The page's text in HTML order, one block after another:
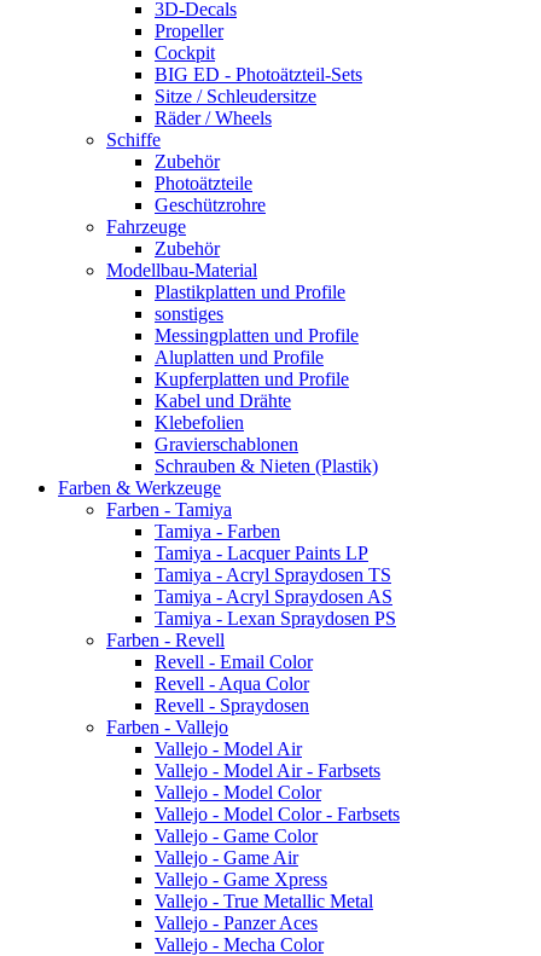
3D-Decals
Propeller
Cockpit
BIG ED - Photoätzteil-Sets
Sitze / Schleudersitze
Räder / Wheels
Schiffe
Zubehör
Photoätzteile
Geschützrohre
Fahrzeuge
Zubehör
Modellbau-Material
Plastikplatten und Profile
sonstiges
Messingplatten und Profile
Aluplatten und Profile
Kupferplatten und Profile
Kabel und Drähte
Klebefolien
Gravierschablonen
Schrauben & Nieten (Plastik)
Farben & Werkzeuge
Farben - Tamiya
Tamiya - Farben
Tamiya - Lacquer Paints LP
Tamiya - Acryl Spraydosen TS
Tamiya - Acryl Spraydosen AS
Tamiya - Lexan Spraydosen PS
Farben - Revell
Revell - Email Color
Revell - Aqua Color
Revell - Spraydosen
Farben - Vallejo
Vallejo - Model Air
Vallejo - Model Air - Farbsets
Vallejo - Model Color
Vallejo - Model Color - Farbsets
Vallejo - Game Color
Vallejo - Game Air
Vallejo - Game Xpress
Vallejo - True Metallic Metal
Vallejo - Panzer Aces
Vallejo - Mecha Color